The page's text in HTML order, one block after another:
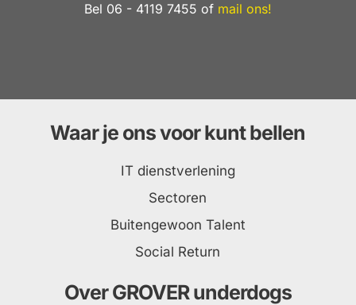
Bel 06 - 4119 7455 of mail ons!
Waar je ons voor kunt bellen
IT dienstverlening
Sectoren
Buitengewoon Talent
Social Return
Over GROVER underdogs